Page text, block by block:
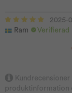
2025-
Ram
Verifierad
produktinformation